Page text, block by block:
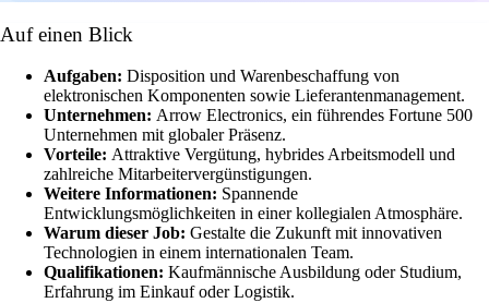
Auf einen Blick
Aufgaben: Disposition und Warenbeschaffung von
elektronischen Komponenten sowie Lieferantenmanagement.
Unternehmen: Arrow Electronics, ein führendes Fortune 500
Unternehmen mit globaler Präsenz.
Vorteile: Attraktive Vergütung, hybrides Arbeitsmodell und
zahlreiche Mitarbeitervergünstigungen.
Weitere Informationen: Spannende
Entwicklungsmöglichkeiten in einer kollegialen Atmosphäre.
Warum dieser Job: Gestalte die Zukunft mit innovativen
Technologien in einem internationalen Team.
Qualifikationen: Kaufmännische Ausbildung oder Studium,
Erfahrung im Einkauf oder Logistik.